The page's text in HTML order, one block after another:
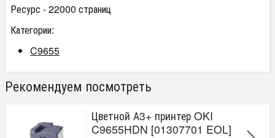
Ресурс - 22000 страниц
Категории:
C9655
Рекомендуем посмотреть
Цветной А3+ принтер OKI
C9655HDN [01307701 EOL]